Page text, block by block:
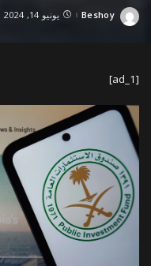
Posted
Beshoy يونيو 14, 2024
[ad_1]